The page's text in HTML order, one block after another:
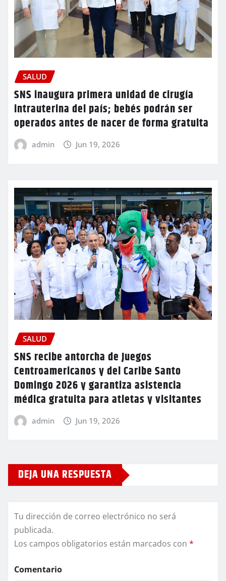
SALUD
SNS inaugura primera unidad de cirugía
intrauterina del país; bebés podrán ser
operados antes de nacer de forma gratuita
admin Jun 19, 2026
SALUD
SNS recibe antorcha de Juegos
Centroamericanos y del Caribe Santo
Domingo 2026 y garantiza asistencia
médica gratuita para atletas y visitantes
admin Jun 19, 2026
DEJA UNA RESPUESTA
Tu dirección de correo electrónico no será
publicada.
Los campos obligatorios están marcados con *
Comentario